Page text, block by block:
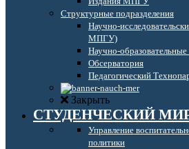
Структурные подразделения
Научно-
МПГУ)
Научно-образовательные
Обсерватория
Педагогический
Закрыть
СТУДЕНЧЕСКИЙ
Управление
политики